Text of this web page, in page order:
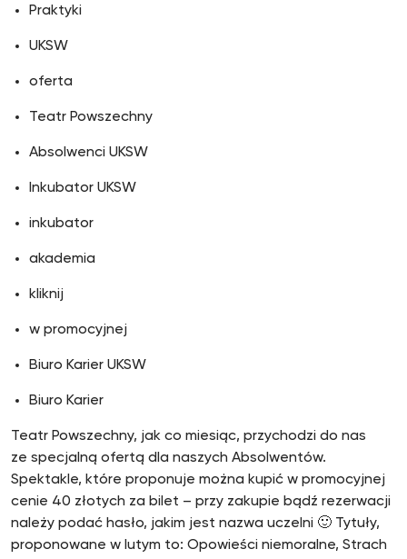
Praktyki
UKSW
oferta
Teatr Powszechny
Absolwenci UKSW
Inkubator UKSW
inkubator
akademia
kliknij
w promocyjnej
Biuro Karier UKSW
Biuro Karier
Teatr Powszechny, jak co miesiąc, przychodzi do nas
ze specjalną ofertą dla naszych Absolwentów.
Spektakle, które proponuje można kupić w promocyjnej
cenie 40 złotych za bilet – przy zakupie bądź rezerwacji
należy podać hasło, jakim jest nazwa uczelni 🙂 Tytuły,
proponowane w lutym to: Opowieści niemoralne, Strach